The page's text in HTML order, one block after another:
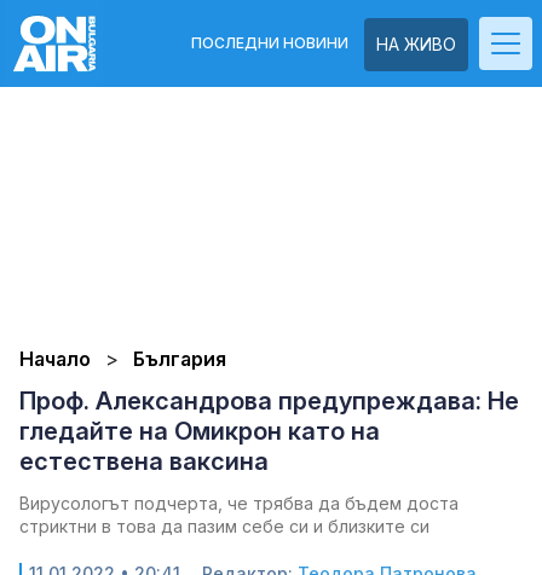
НА ЖИВО
ПОСЛЕДНИ НОВИНИ
Начало България
Проф. Александрова предупреждава: Не
гледайте на Омикрон като на
естествена ваксина
Вирусологът подчерта, че трябва да бъдем доста
стриктни в това да пазим себе си и близките си